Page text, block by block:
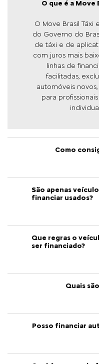
O que é a Move
O Move Brasil Táxi
do Governo do
de táxi e de
com juros mais
linhas de
facilitadas,
automóveis
para
Como
São apenas
financiar usados?
Que regras o
ser financiado?
Quais
Posso financiar